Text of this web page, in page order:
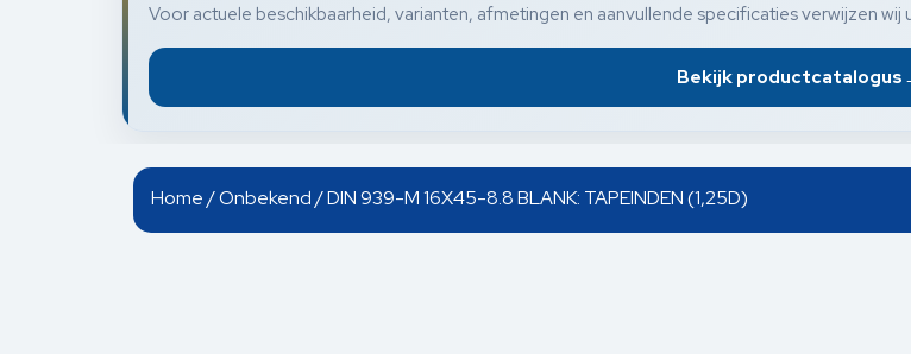
Voor actuele beschikbaarheid, varianten, afmetingen en aanvullende specificaties verwijzen wij
Bekijk productcatalogus
Home/Onbekend/ DIN 939-M 16X45-8.8 BLANK: TAPEINDEN (1,25D)